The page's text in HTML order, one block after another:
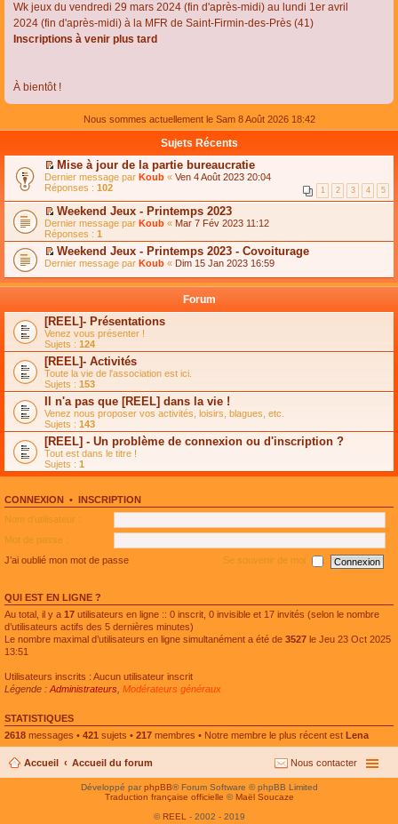
Wk jeux du vendredi 29 mars 2024 (fin d'après-midi) au lundi 1er avril
2024 (fin d'après-midi) à la MFR de Saint-Firmin-des-Près (41)
Inscriptions à venir plus tard
À bientôt !
Nous sommes actuellement le Sam 8 Août 2026 18:42
Sujets Récents
C
o
n
s
u
l
t
e
r
l
e
s
s
a
g
e
n
o
n
l
u
l
e
p
l
u
s
é
c
e
n
t
Mise à jour de la partie bureaucratie
Dernier message par Koub « Ven 4 Août 2023 20:04
Réponses : 102 1 2 3 4 5
C
o
n
s
u
t
l
e
m
e
s
s
a
g
e
n
o
n
l
u
l
e
l
u
s
é
e
Weekend Jeux - Printemps 2023
Dernier message par Koub « Mar 7 Fév 2023 11:12
Réponses : 1
C
n
l
t
e
r
l
e
m
e
s
s
a
g
e
n
o
n
u
l
e
l
s
e
n
t
Weekend Jeux - Printemps 2023 - Covoiturage
Dernier message par Koub « Dim 15 Jan 2023 16:59
Forum
[REEL]- Présentations
Venez vous présenter !
Sujets : 124
[REEL]- Activités
Toute la vie de l'association est ici.
Sujets : 153
Il n'a pas que [REEL] dans la vie !
Venez nous proposer vos activités, loisirs, blagues, etc.
Sujets : 143
[REEL] - Un problème de connexion ou d'inscription ?
Tout est dans le titre !
Sujets : 1
CONNEXION • INSCRIPTION
Nom d’utilisateur :
Mot de passe :
J’ai oublié mon mot de passe
Se souvenir de moi
QUI EST EN LIGNE ?
Au total, il y a 17 utilisateurs en ligne :: 0 inscrit, 0 invisible et 17 invités (selon le nombre
d’utilisateurs actifs des 5 dernières minutes)
Le nombre maximal d’utilisateurs en ligne simultanément a été de 3527 le Jeu 23 Oct 2025
13:51
Utilisateurs inscrits : Aucun utilisateur inscrit
Légende : Administrateurs Modérateurs généraux
STATISTIQUES
2618 messages • 421 sujets • 217 membres • Notre membre le plus récent est Lena
Accueil Accueil du forum Nous contacter
Développé parphpBB® Forum Software © phpBB Limited
Traduction française officielle © Maël Soucaze
© REEL - 2002 - 2019